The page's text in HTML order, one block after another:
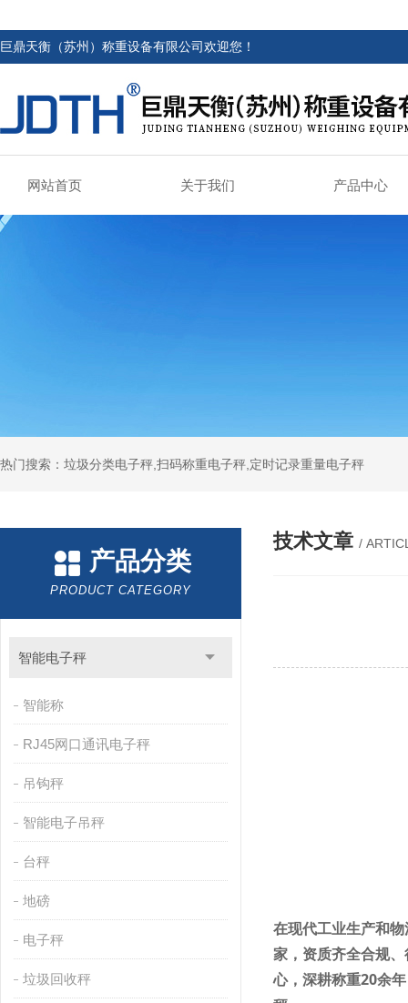
巨鼎天衡（苏州）称重设备有限公司欢迎您！
网站首页 关于我们 产品中心
热门搜索：垃圾分类电子秤,扫码称重电子秤,定时记录重量电子秤
产品分类
PRODUCT CATEGORY
智能电子秤
智能称
RJ45网口通讯电子秤
吊钩秤
智能电子吊秤
台秤
地磅
电子秤
垃圾回收秤
技术文章 /
在现代工业生产和
家，资质齐全合规
心，深耕称重20余